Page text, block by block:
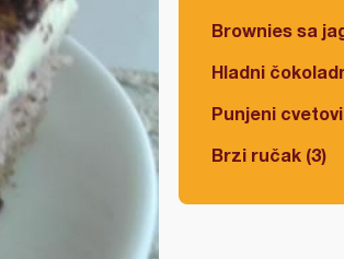
Brownies sa
Hladni
Punjeni
Brzi ručak (3)